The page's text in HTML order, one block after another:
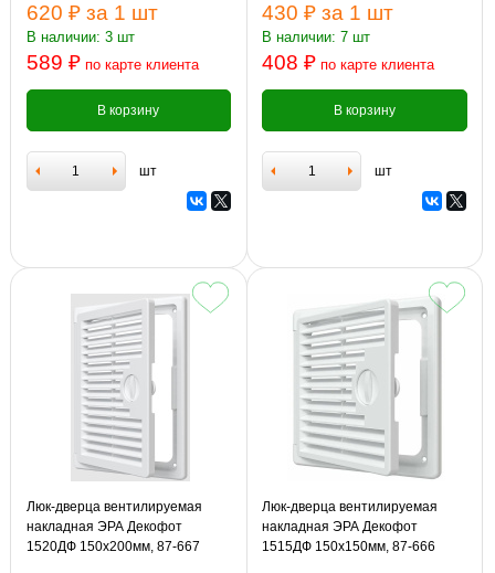
620 ₽ за 1 шт
В наличии: 3 шт
589 ₽ по карте клиента
В корзину
шт
430 ₽ за 1 шт
В наличии: 7 шт
408 ₽ по карте клиента
В корзину
шт
Люк-дверца вентилируемая
накладная ЭРА Декофот
1520ДФ 150х200мм, 87-667
Люк-дверца вентилируемая
накладная ЭРА Декофот
1515ДФ 150х150мм, 87-666